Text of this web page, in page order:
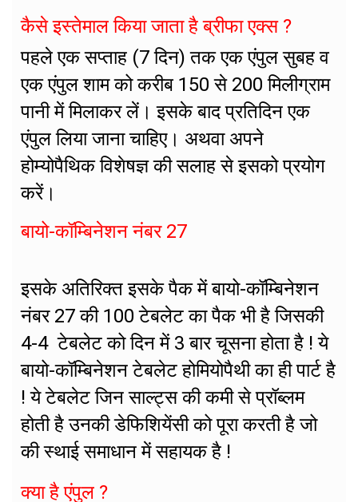
कैसे इस्तेमाल किया जाता है ब्रीफा एक्स ?
पहले एक सप्ताह (7 दिन) तक एक एंपुल सुबह व
एक एंपुल शाम को करीब 150 से 200 मिलीग्राम
पानी में मिलाकर लें। इसके बाद प्रतिदिन एक
एंपुल लिया जाना चाहिए। अथवा अपने
होम्योपैथिक विशेषज्ञ की सलाह से इसको प्रयोग
करें।
बायो-कॉम्बिनेशन नंबर 27
इसके अतिरिक्त इसके पैक में बायो-कॉम्बिनेशन
नंबर 27 की 100 टेबलेट का पैक भी है जिसकी
4-4 टेबलेट को दिन में 3 बार चूसना होता है ! ये
बायो-कॉम्बिनेशन टेबलेट होमियोपैथी का ही पार्ट है
! ये टेबलेट जिन साल्ट्स की कमी से प्रॉब्लम
होती है उनकी डेफिशियेंसी को पूरा करती है जो
की स्थाई समाधान में सहायक है !
क्या है एंपुल ?